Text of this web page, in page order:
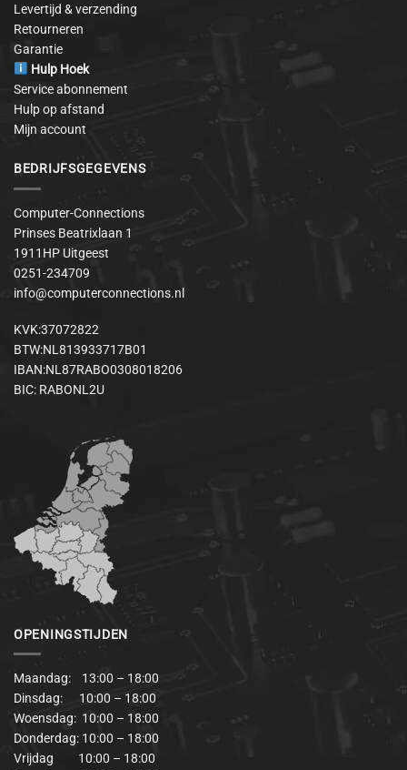
Levertijd & verzending
Retourneren
Garantie
Hulp Hoek
Service abonnement
Hulp op afstand
Mijn account
BEDRIJFSGEGEVENS
Computer-Connections
Prinses Beatrixlaan 1
1911HP Uitgeest
0251-234709
info@computerconnections.nl
KVK:37072822
BTW:NL813933717B01
IBAN:NL87RABO0308018206
BIC: RABONL2U
OPENINGSTIJDEN
Maandag: 13:00 – 18:00
Dinsdag: 10:00 – 18:00
Woensdag: 10:00 – 18:00
Donderdag: 10:00 – 18:00
Vrijdag 10:00 – 18:00